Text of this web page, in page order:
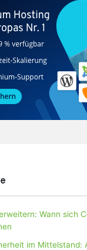
Wann sich
im Mittelstand: